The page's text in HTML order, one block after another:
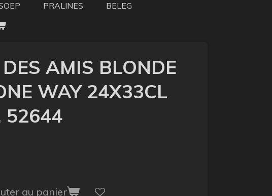
PRALINES
BELEG
DES AMIS BLONDE
WAY 24X33CL
au panier